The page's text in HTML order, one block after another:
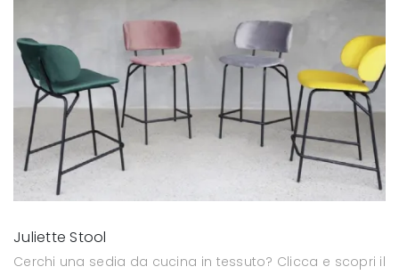
Juliette Stool
Cerchi una sedia da cucina in tessuto? Clicca e scopri il